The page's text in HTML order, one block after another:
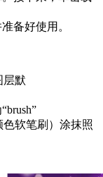
备好使用。
层默
色软笔刷）涂抹照